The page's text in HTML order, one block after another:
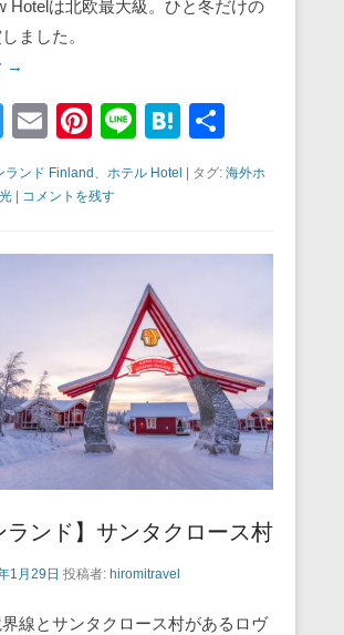
Hotelは北欧最大級。ひと冬だけの
ました。
→
T
tt
E
ail
Pi
er
st
Li
e
H
e
a
有
ランド Finland 、 ホテル Hotel タグ: 海外ホ
コメントを残す
ランド】サンタクロース村
1月29日 投稿者: hiromitravel
線とサンタクロース村があるロヴ